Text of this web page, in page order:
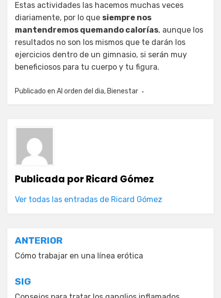
Estas actividades las hacemos muchas veces
diariamente, por lo que siempre nos
mantendremos quemando calorías, aunque los
resultados no son los mismos que te darán los
ejercicios dentro de un gimnasio, si serán muy
beneficiosos para tu cuerpo y tu figura.
Publicado en Al orden del dia, Bienestar
Publicada porRicard Gómez
Ver todas las entradas de Ricard Gómez
Navegación
de
entradas
ANTERIOR
Cómo trabajar en una línea erótica
SIG